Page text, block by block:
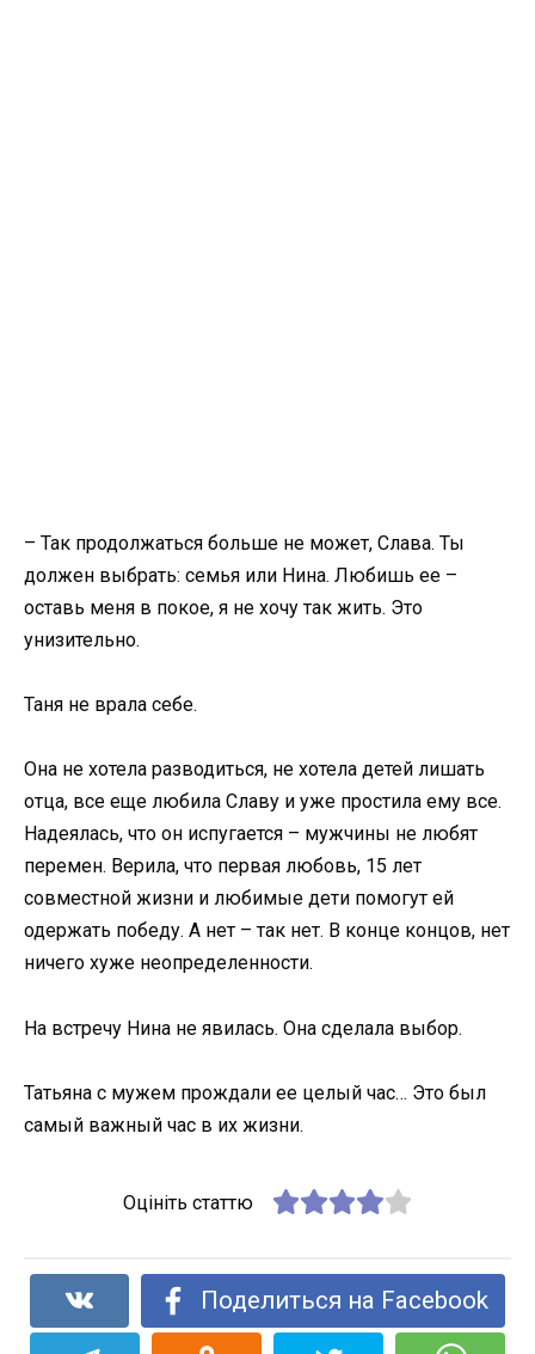
– Так продолжаться больше не может, Слава. Ты
должен выбрать: семья или Нина. Любишь ее –
оставь меня в покое, я не хочу так жить. Это
унизительно.
Таня не врала себе.
Она не хотела разводиться, не хотела детей лишать
отца, все еще любила Славу и уже простила ему все.
Надеялась, что он испугается – мужчины не любят
перемен. Верила, что первая любовь, 15 лет
совместной жизни и любимые дети помогут ей
одержать победу. А нет – так нет. В конце концов, нет
ничего хуже неопределенности.
На встречу Нина не явилась. Она сделала выбор.
Татьяна с мужем прождали ее целый час… Это был
самый важный час в их жизни.
Оцініть статтю
Поделиться на Facebook